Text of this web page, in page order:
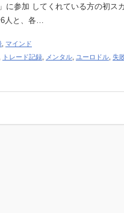
に参加 してくれている方の初ス
6人と、各…
マインド
トレード記録 メンタル ユーロドル 失